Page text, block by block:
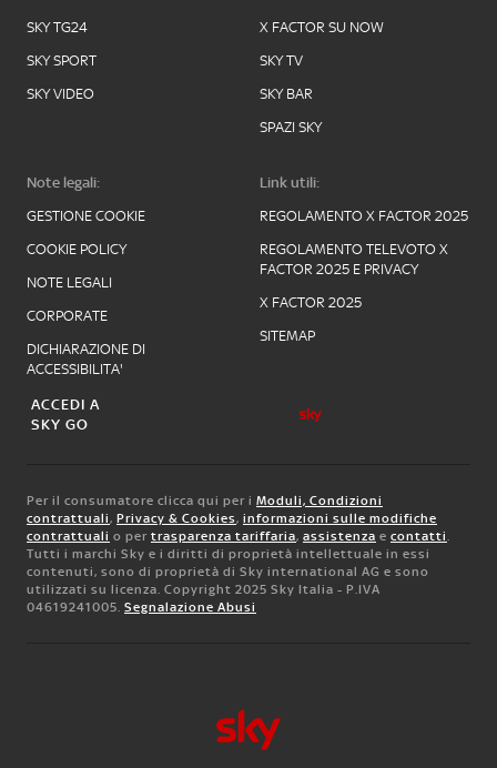
SKY TG24
SKY SPORT
SKY VIDEO
X FACTOR SU NOW
SKY TV
SKY BAR
SPAZI SKY
Note legali:
GESTIONE COOKIE
COOKIE POLICY
NOTE LEGALI
CORPORATE
DICHIARAZIONE DI
ACCESSIBILITA'
Link utili:
REGOLAMENTO X FACTOR 2025
REGOLAMENTO TELEVOTO X
FACTOR 2025 E PRIVACY
X FACTOR 2025
SITEMAP
ACCEDI A
SKY GO
Per il consumatore clicca qui per i Moduli, Condizioni
contrattuali, Privacy & Cookies, informazioni sulle modifiche
contrattuali o per trasparenza tariffaria, assistenza e contatti.
Tutti i marchi Sky e i diritti di proprietà intellettuale in essi
contenuti, sono di proprietà di Sky international AG e sono
utilizzati su licenza. Copyright 2025 Sky Italia - P.IVA
04619241005. Segnalazione Abusi